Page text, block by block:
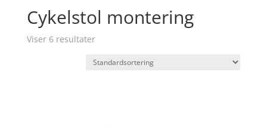
Cykelstol montering
Viser 6 resultater